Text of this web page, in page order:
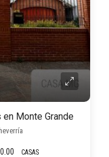
Monte Grande
CASAS